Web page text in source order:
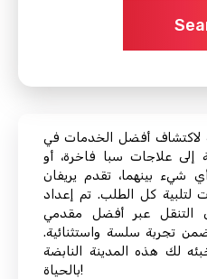
لاكتشاف أفضل الخدمات في
علاجات سبا فاخرة، أو
شيء بينهما، تقدم يريفان
كل الطلب. تم إعداد
التنقل عبر أفضل مقدمي
تجربة سلسة واستثنائية.
لك هذه المدينة النابضة
بالحياة!